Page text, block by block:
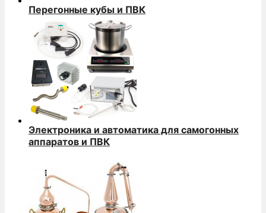
Перегонные кубы и ПВК
Электроника и автоматика для самогонных
аппаратов и ПВК